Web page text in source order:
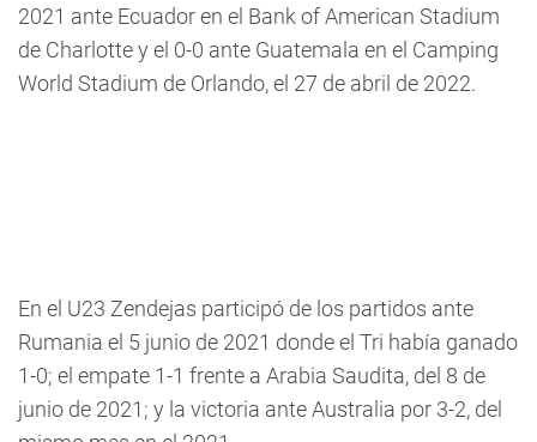
2021 ante Ecuador en el Bank of American Stadium
de Charlotte y el 0-0 ante Guatemala en el Camping
World Stadium de Orlando, el 27 de abril de 2022.
En el U23 Zendejas participó de los partidos ante
Rumania el 5 junio de 2021 donde el Tri había ganado
1-0; el empate 1-1 frente a Arabia Saudita, del 8 de
junio de 2021; y la victoria ante Australia por 3-2, del